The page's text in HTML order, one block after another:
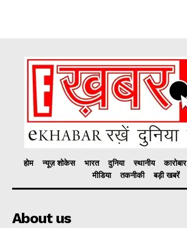
होम न्यूज़ शोकेस भारत दुनिया स्थानीय कारोबार
मीडिया
तकनीकी बड़ी खबरें
About us